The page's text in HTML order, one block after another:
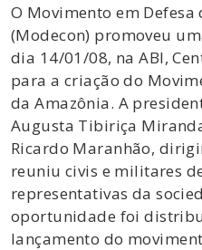
O Movimento em
(Modecon) promoveu
dia 14/01/08, na ABI,
para a criação do
da Amazônia. A
Augusta Tibiriça
Ricardo Maranhão,
reuniu civis e militares
representativas da
oportunidade foi
lançamento do